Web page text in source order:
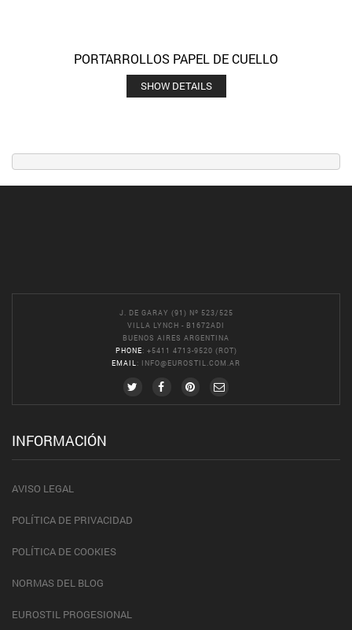
PORTARROLLOS PAPEL DE CUELLO
SHOW DETAILS
J. DE GARAY (91) Nº 523/525
VILLA LYNCH - B1672ADI
BUENOS AIRES ARGENTINA
PHONE: +5411 4713-9520 (ROT)
EMAIL : INFO@EUROSTIL.COM.AR
INFORMACIÓN
AVISO LEGAL
POLÍTICA DE PRIVACIDAD
POLÍTICA DE COOKIES
NORMAS DEL BLOG
EUROSTIL PROGESIONAL